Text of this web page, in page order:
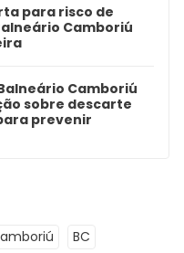
para risco de
Camboriú
Camboriú
sobre descarte
prevenir
BC